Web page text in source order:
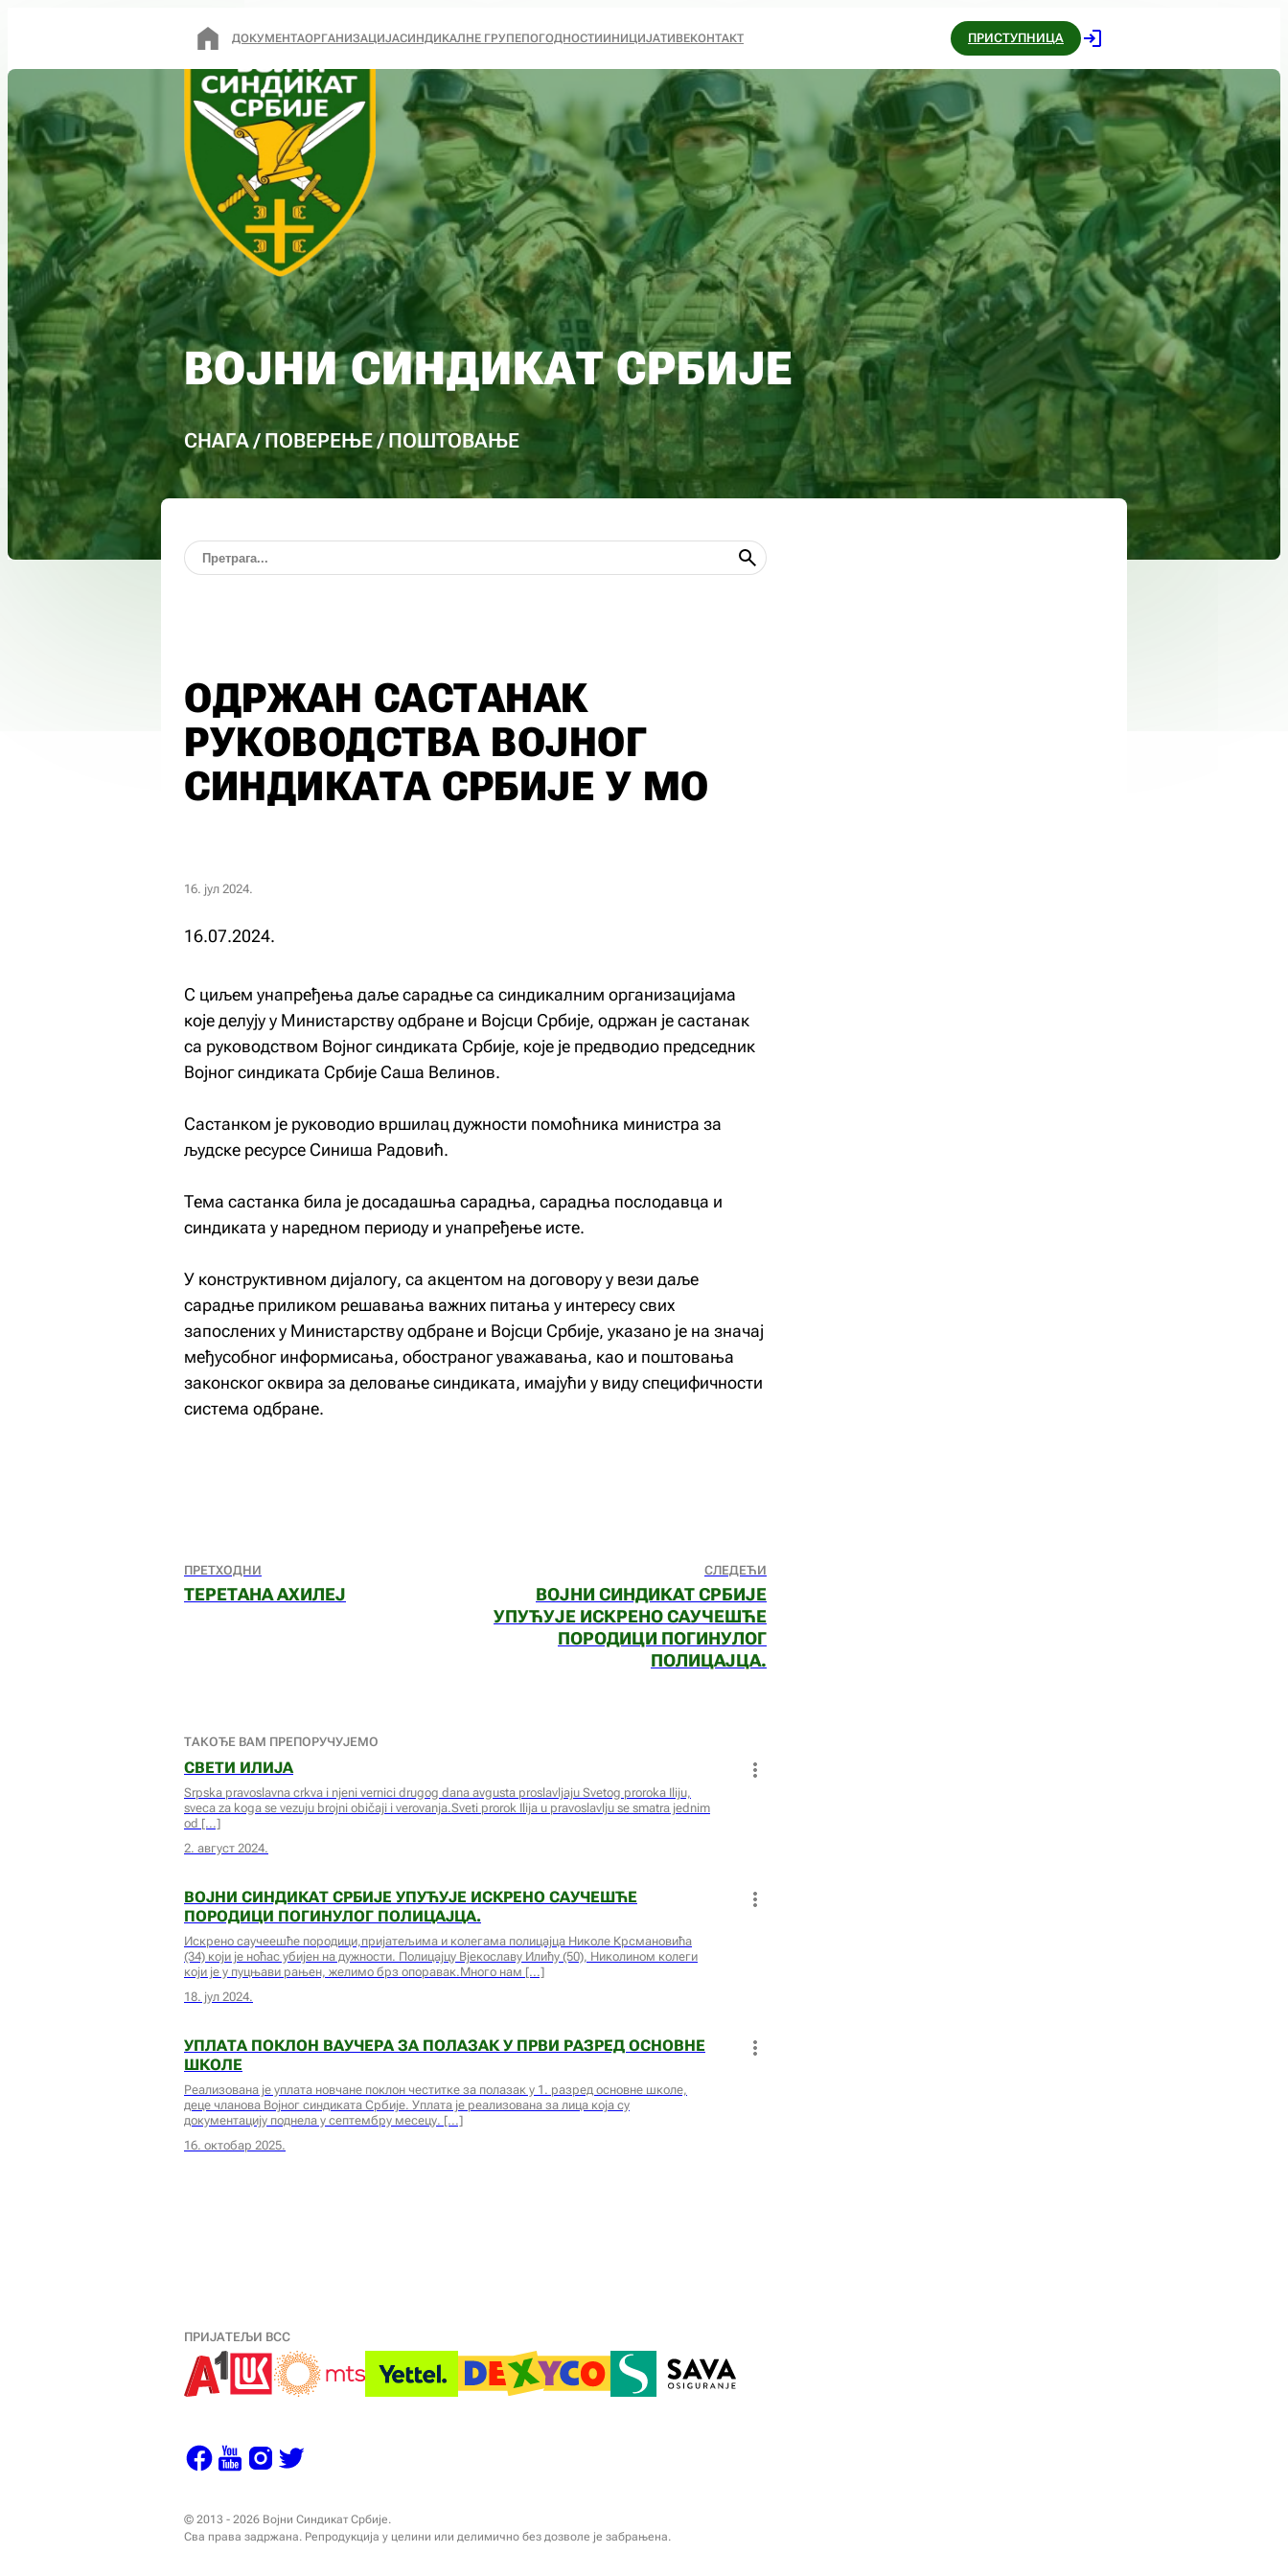
ДОКУМЕНТАОРГАНИЗАЦИЈАСИНДИКАЛНЕ ГРУПЕПОГОДНОСТИИНИЦИЈАТИВЕКОНТАКТ ПРИСТУПНИЦА
ВОЈНИ СИНДИКАТ СРБИЈЕ
СНАГА / ПОВЕРЕЊЕ / ПОШТОВАЊЕ
ОДРЖАН САСТАНАК
РУКОВОДСТВА ВОЈНОГ
СИНДИКАТА СРБИЈЕ У МО
16. јул 2024.
16.07.2024.
С циљем унапређења даље сарадње са синдикалним организацијама
које делују у Министарству одбране и Војсци Србије, одржан је састанак
са руководством Војног синдиката Србије, које је предводио председник
Војног синдиката Србије Саша Велинов.
Састанком је руководио вршилац дужности помоћника министра за
људске ресурсе Синиша Радовић.
Тема састанка била је досадашња сарадња, сарадња послодавца и
синдиката у наредном периоду и унапређење исте.
У конструктивном дијалогу, са акцентом на договору у вези даље
сарадње приликом решавања важних питања у интересу свих
запослених у Министарству одбране и Војсци Србије, указано је на значај
међусобног информисања, обостраног уважавања, као и поштовања
законског оквира за деловање синдиката, имајући у виду специфичности
система одбране.
ПРЕТХОДНИ
ТЕРЕТАНА АХИЛЕЈ
СЛЕДЕЋИ
ВОЈНИ СИНДИКАТ СРБИЈЕ
УПУЋУЈЕ ИСКРЕНО САУЧЕШЋЕ
ПОРОДИЦИ ПОГИНУЛОГ
ПОЛИЦАЈЦА.
ТАКОЂЕ ВАМ ПРЕПОРУЧУЈЕМО
СВЕТИ ИЛИЈА
Srpska pravoslavna crkva i njeni vernici drugog dana avgusta proslavljaju Svetog proroka Iliju,
sveca za koga se vezuju brojni običaji i verovanja.Sveti prorok Ilija u pravoslavlju se smatra jednim
od
2. август 2024.
ВОЈНИ СИНДИКАТ СРБИЈЕ УПУЋУЈЕ ИСКРЕНО САУЧЕШЋЕ
ПОРОДИЦИ ПОГИНУЛОГ ПОЛИЦАЈЦА.
Искрено саучеешће породици,пријатељима и колегама полицајца Николе Крсмановића
(34) који је ноћас убијен на дужности. Полицајцу Вјекославу Илићу (50), Николином колеги
који је у пуцњави рањен, желимо брз опоравак.Много нам
18. јул 2024.
УПЛАТА ПОКЛОН ВАУЧЕРА ЗА ПОЛАЗАК У ПРВИ РАЗРЕД ОСНОВНЕ
ШКОЛЕ
Реализована је уплата новчане поклон честитке за полазак у 1. разред основне школе,
деце чланова Војног синдиката Србије. Уплата је реализована за лица која су
документацију поднела у септембру месецу.
16. октобар 2025.
ПРИЈАТЕЉИ ВСС
© 2013 - 2026 Војни Синдикат Србије.
Сва права задржана. Репродукција у целини или делимично без дозволе је забрањена.